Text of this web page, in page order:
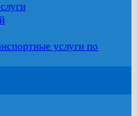
услуги по